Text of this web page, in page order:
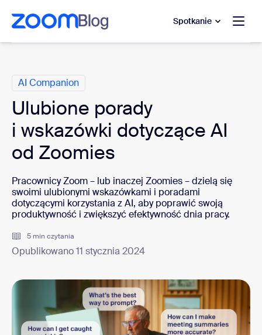
treści głównej
pomocy na czacie
Spotkanie
AI Companion
Ulubione porady
i wskazówki dotyczące AI
od Zoomies
Pracownicy Zoom – lub inaczej Zoomies – dzielą się
swoimi ulubionymi wskazówkami i poradami
dotyczącymi korzystania z AI, aby poprawić swoją
produktywność i zwiększyć efektywność dnia pracy.
5 min czytania
Opublikowano 11 stycznia 2024